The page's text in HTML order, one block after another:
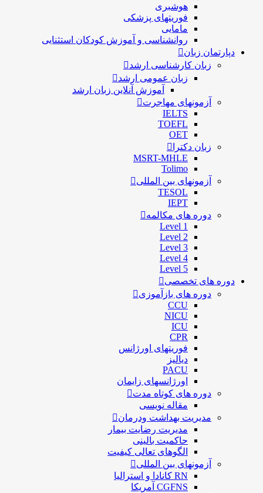
هوشبری
فوریتهای پزشکی
مامایی
روانشناسی و آموزش کودکان استثنایی
دپارتمان زبان
زبان کارشناسی ارشد
زبان عمومی ارشد
آموزش آنلاین زبان ارشد
آزمونهای مهاجرت
IELTS
TOEFL
OET
زبان دکترا
MSRT-MHLE
Tolimo
آزمونهای بین المللی
TESOL
IEPT
دوره های مکالمه
Level 1
Level 2
Level 3
Level 4
Level 5
دوره های تخصصی
دوره های بازآموزی
CCU
NICU
ICU
CPR
فوریتهای اورژانس
دیالیز
PACU
اورژانسهای زایمان
دوره های کوتاه مدت
مقاله نویسی
مدیریت بهداشت ودرمان
مديريت رضايت بيمار
حاكميت بالينی
الگوهای تعالی کيفيت
آزمونهای بین المللی
RN کانادا و استرالیا
CGFNS آمریکا